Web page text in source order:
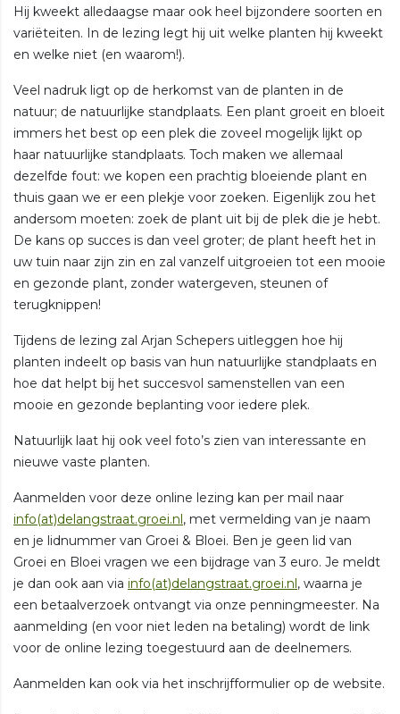
Hij kweekt alledaagse maar ook heel bijzondere soorten en
variëteiten. In de lezing legt hij uit welke planten hij kweekt
en welke niet (en waarom!).
Veel nadruk ligt op de herkomst van de planten in de
natuur; de natuurlijke standplaats. Een plant groeit en bloeit
immers het best op een plek die zoveel mogelijk lijkt op
haar natuurlijke standplaats. Toch maken we allemaal
dezelfde fout: we kopen een prachtig bloeiende plant en
thuis gaan we er een plekje voor zoeken. Eigenlijk zou het
andersom moeten: zoek de plant uit bij de plek die je hebt.
De kans op succes is dan veel groter; de plant heeft het in
uw tuin naar zijn zin en zal vanzelf uitgroeien tot een mooie
en gezonde plant, zonder watergeven, steunen of
terugknippen!
Tijdens de lezing zal Arjan Schepers uitleggen hoe hij
planten indeelt op basis van hun natuurlijke standplaats en
hoe dat helpt bij het succesvol samenstellen van een
mooie en gezonde beplanting voor iedere plek.
Natuurlijk laat hij ook veel foto’s zien van interessante en
nieuwe vaste planten.
Aanmelden voor deze online lezing kan per mail naar
info(at)delangstraat.groei.nl, met vermelding van je naam
en je lidnummer van Groei & Bloei. Ben je geen lid van
Groei en Bloei vragen we een bijdrage van 3 euro. Je meldt
je dan ook aan via info(at)delangstraat.groei.nl, waarna je
een betaalverzoek ontvangt via onze penningmeester. Na
aanmelding (en voor niet leden na betaling) wordt de link
voor de online lezing toegestuurd aan de deelnemers.
Aanmelden kan ook via het inschrijfformulier op de website.